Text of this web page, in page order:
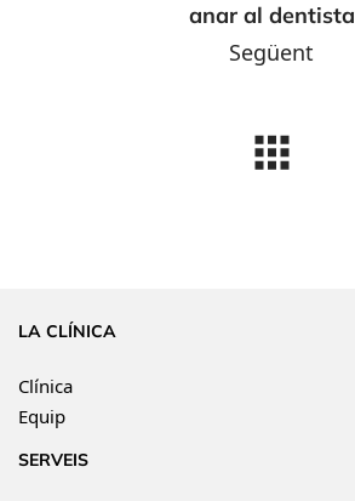
anar al dentista
Següent
LA CLÍNICA
Clínica
Equip
SERVEIS